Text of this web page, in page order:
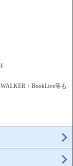
・BookLive等も